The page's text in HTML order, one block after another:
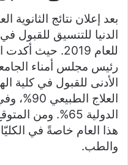
بعد إعلان نتائج الثانوية
الدنيا للتنسيق للقبول
للعام 2019. حيث
رئيس مجلس أمناء
العلاج
الدولية 65%.
هذا العام خاصةً في
والطب.